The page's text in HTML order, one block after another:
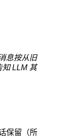
息按从旧
LLM 其
保留（所